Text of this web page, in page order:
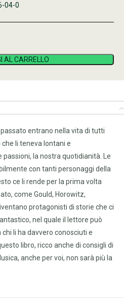
04-0
AL CARRELLO
entrano nella vita di tutti
li teneva lontani e
la nostra quotidianità. Le
con tanti personaggi della
ce li rende per la prima volta
come Gould, Horowitz,
protagonisti di storie che ci
nel quale il lettore può
li ha davvero conosciuti e
libro, ricco anche di consigli di
anche per voi, non sarà più la